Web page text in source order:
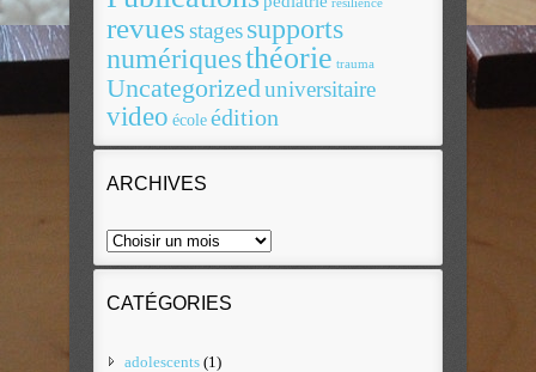
resilience
revuesstagessupports
numériquesthéorie trauma
Uncategorizeduniversitaire
video école édition
ARCHIVES
CATÉGORIES
adolescents (1)